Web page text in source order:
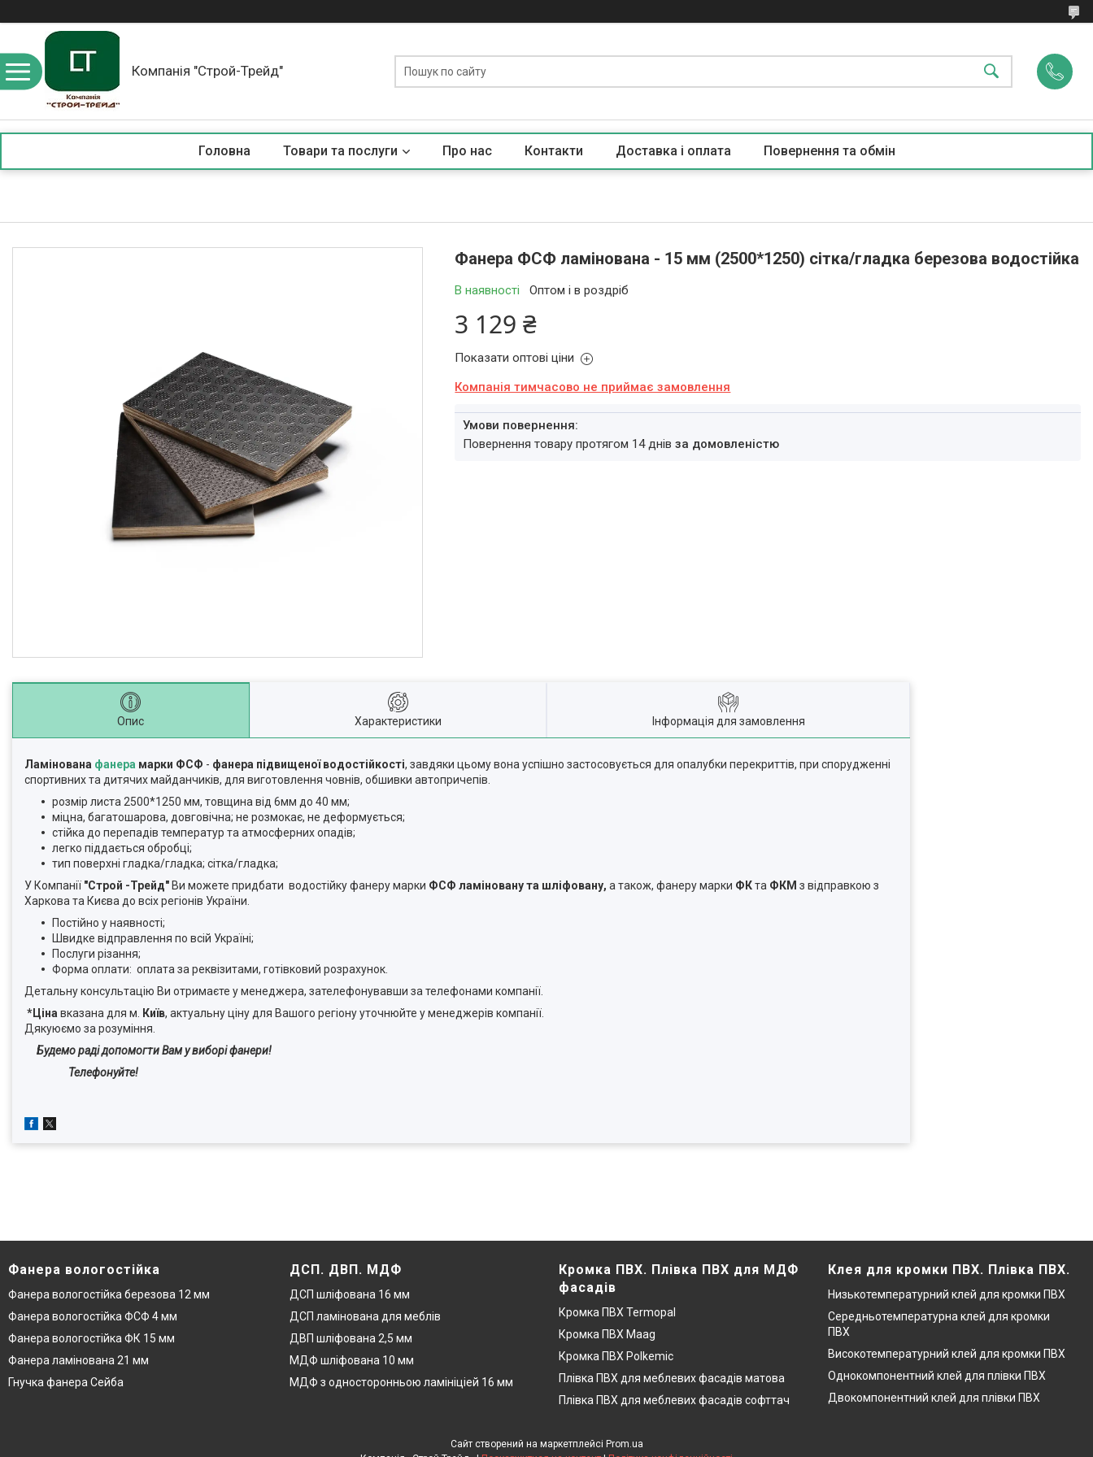
Компанія "Строй-Трейд"
Головна Товари та послуги Про нас Контакти Доставка і оплата Повернення та обмін
Фанера ФСФ ламінована - 15 мм (2500*1250) сітка/гладка березова водостійка
В наявності Оптом і в роздріб
3 129 ₴
Показати оптові ціни
Компанія тимчасово не приймає замовлення
повернення товару протягом 14 днівза домовленістю
Опис Характеристики Інформація для замовлення
Ламінована фанера марки ФСФ - фанера підвищеної водостійкості, завдяки цьому вона успішно застосовується для опалубки перекриттів, при спорудженні
спортивних та дитячих майданчиків, для виготовлення човнів, обшивки автопричепів.
розмір листа 2500*1250 мм, товщина від 6мм до 40 мм;
міцна, багатошарова, довговічна; не розмокає, не деформується;
стійка до перепадів температур та атмосферних опадів;
легко піддається обробці;
тип поверхні гладка/гладка; сітка/гладка;
У Компанії "Строй -Трейд" Ви можете придбати водостійку фанеру марки ФСФ ламіновану та шліфовану, а також, фанеру марки ФКта ФКМ з відправкою з
Харкова та Києва до всіх регіонів України.
Постійно у наявності;
Швидке відправлення по всій Україні;
Послуги різання;
Форма оплати: оплата за реквізитами, готівковий розрахунок.
Детальну консультацію Ви отримаєте у менеджера, зателефонувавши за телефонами компанії.
*Ціна вказана для м. Київ, актуальну ціну для Вашого регіону уточнюйте у менеджерів компанії.
Дякуюємо за розуміння.
Будемо раді допомогти Вам у виборі фанери!
Телефонуйте!
Фанера вологостійка
Фанера вологостійка березова 12 мм
Фанера вологостійка ФСФ 4 мм
Фанера вологостійка ФК 15 мм
Фанера ламінована 21 мм
Гнучка фанера Сейба
ДСП. ДВП. МДФ
ДСП шліфована 16 мм
ДСП ламінована для меблів
ДВП шліфована 2,5 мм
МДФ шліфована 10 мм
МДФ з односторонньою ламініціей 16 мм
Кромка ПВХ. Плівка ПВХ для МДФ
фасадів
Кромка ПВХ Termopal
Кромка ПВХ Maag
Кромка ПВХ Polkemic
Плівка ПВХ для меблевих фасадів матова
Плівка ПВХ для меблевих фасадів софттач
Клея для кромки ПВХ. Плівка ПВХ.
Низькотемпературний клей для кромки ПВХ
Середньотемпературна клей для кромки
ПВХ
Високотемпературний клей для кромки ПВХ
Однокомпонентний клей для плівки ПВХ
Двокомпонентний клей для плівки ПВХ
Сайт створений на маркетплейсі Prom.ua